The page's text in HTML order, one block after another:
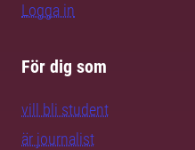
Logga in
För dig som
vill bli student
är journalist